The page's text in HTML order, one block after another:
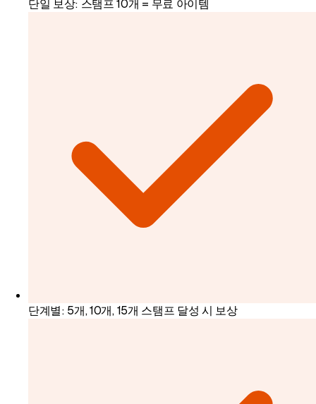
단일 보상: 스탬프 10개 = 무료 아이템
단계별: 5개, 10개, 15개 스탬프 달성 시 보상